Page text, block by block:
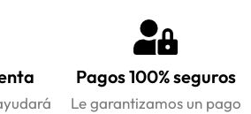
Pagos 100% seguros
Le garantizamos un pago